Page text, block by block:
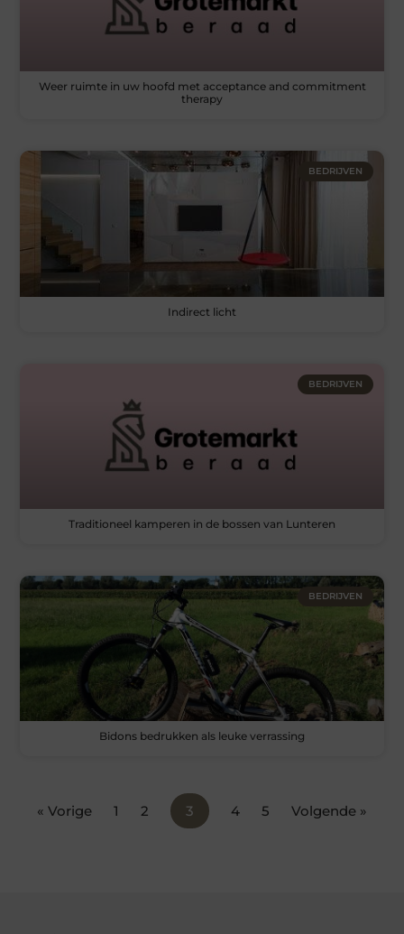
Weer ruimte in uw hoofd met acceptance and commitment
therapy
BEDRIJVEN
Indirect licht
BEDRIJVEN
Traditioneel kamperen in de bossen van Lunteren
BEDRIJVEN
Bidons bedrukken als leuke verrassing
« Vorige 1 2 3 4 5 Volgende »